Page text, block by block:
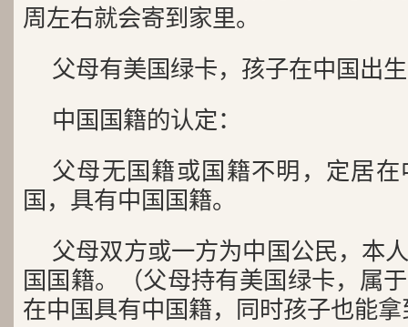
周左右就会寄到家里。
父母有美国绿卡，孩子在中国出
中国国籍的认定：
父母无国籍或国籍不明，定居
国，具有中国国籍。
父母双方或一方为中国公民，本
国国籍。（父母持有美国绿卡，属
在中国具有中国籍，同时孩子也能